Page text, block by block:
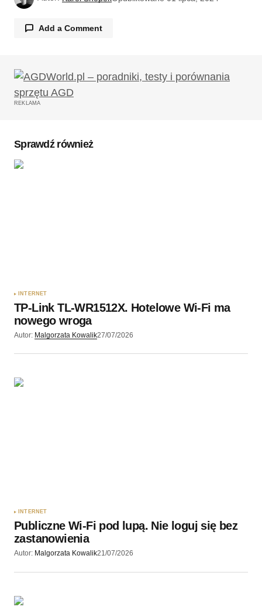
Add a Comment
Twój adres email nie zostanie opublikowany.
Wymagane pola są oznaczone
Wyślij komentarz
REKLAMA
Sprawdź również
INTERNET
TP-Link TL-WR1512X. Hotelowe Wi-Fi ma
nowego wroga
Autor: Malgorzata Kowalik27/07/2026
INTERNET
Publiczne Wi-Fi pod lupą. Nie loguj się bez
zastanowienia
Autor: Malgorzata Kowalik21/07/2026